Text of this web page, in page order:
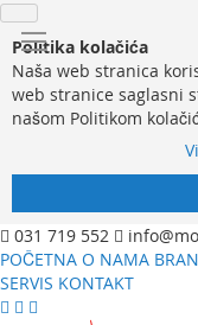
Politika kolačića
Naša web stranica
web stranice saglasni
našom Politikom
031 719 552
POČETNA O NAMA
SERVIS KONTAKT